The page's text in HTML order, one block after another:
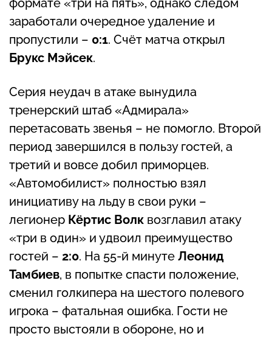
формате «три на пять», однако следом
заработали очередное удаление и
пропустили – 0:1. Счёт матча открыл
Брукс Мэйсек.
Серия неудач в атаке вынудила
тренерский штаб «Адмирала»
перетасовать звенья – не помогло. Второй
период завершился в пользу гостей, а
третий и вовсе добил приморцев.
«Автомобилист» полностью взял
инициативу на льду в свои руки –
легионер Кёртис Волк возглавил атаку
«три в один» и удвоил преимущество
гостей – 2:0. На 55-й минуте Леонид
Тамбиев, в попытке спасти положение,
сменил голкипера на шестого полевого
игрока – фатальная ошибка. Гости не
просто выстояли в обороне, но и